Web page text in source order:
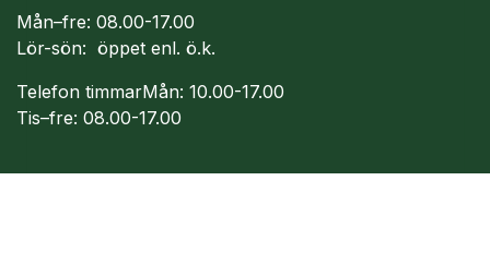
Mån–fre: 08.00-17.00
Lör-sön: öppet enl. ö.k.
Telefon timmarMån: 10.00-17.00
Tis–fre: 08.00-17.00